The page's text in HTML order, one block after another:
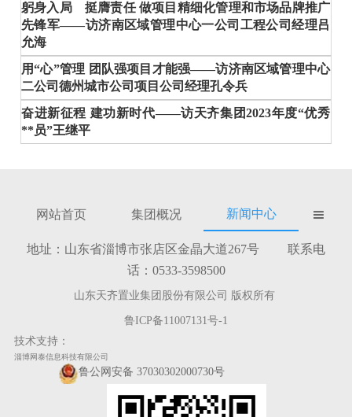
躬身入局 挺膺责任 做项目精细化管理和市场品牌推广
先锋军——访济南区域管理中心一公司工程公司经理吕
允海
用“心”管理 团队强项目才能强——访济南区域管理中心
二公司德州城市公司项目公司经理孔令兵
奋进新征程 建功新时代——访天齐集团2023年度“优秀
**员”王继平
网站首页 集团概况 新闻中心 
地址：山东省淄博市张店区金晶大道267号 联系电
话：0533-3598500
山东天齐置业集团股份有限公司 版权所有
鲁ICP备11007131号-1
技术支持：
淄博网泰信息科技有限公司
鲁公网安备 37030302000730号